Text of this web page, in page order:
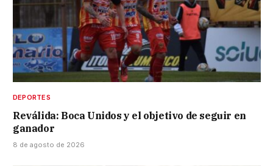
DEPORTES
Reválida: Boca Unidos y el objetivo de seguir en
ganador
8 de agosto de 2026